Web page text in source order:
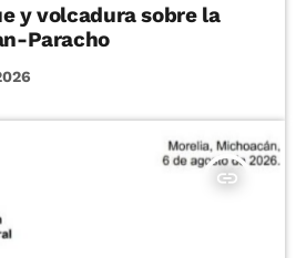
y volcadura sobre la
Paracho
insert_link